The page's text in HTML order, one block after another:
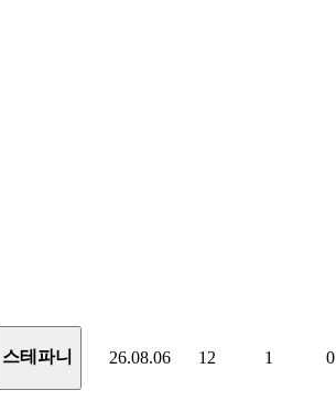
스테파니 26.08.06 12 1 0